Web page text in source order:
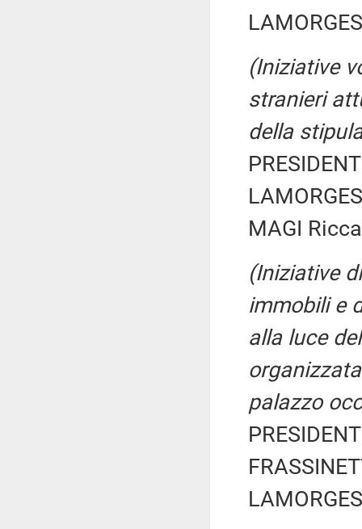
(Iniziative
stranieri
della
MAGI
(Iniziative
immobili e
alla luce
palazzo